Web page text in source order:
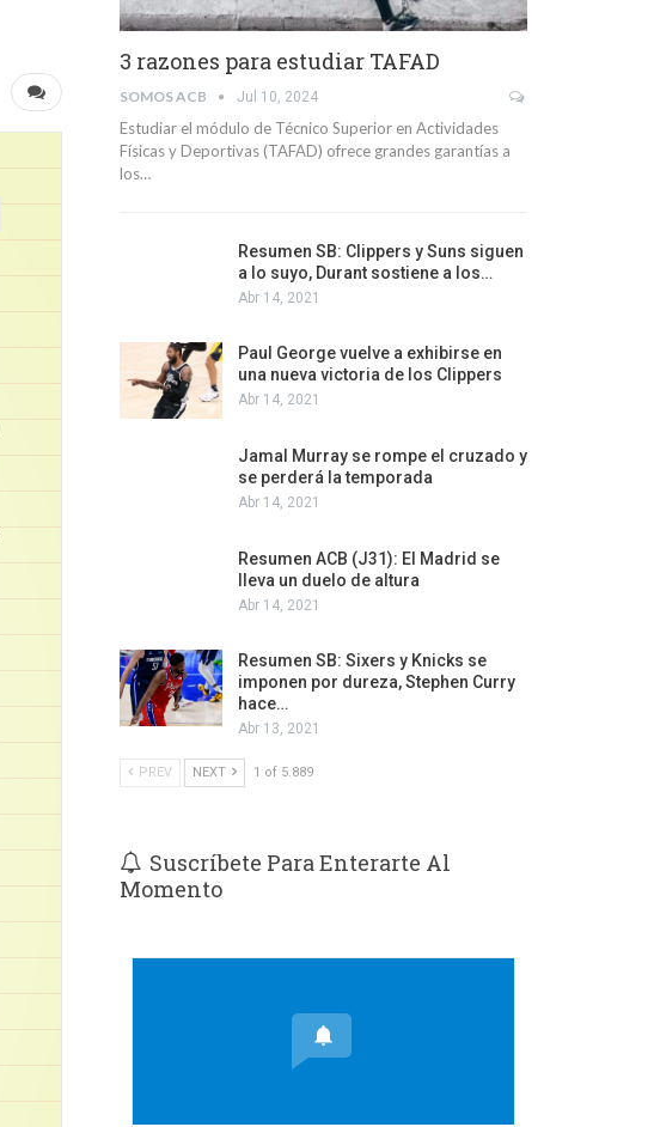
3 razones para estudiar TAFAD
SOMOS ACB Jul 10, 2024
Estudiar el módulo de Técnico Superior en Actividades
Físicas y Deportivas (TAFAD) ofrece grandes garantías a
los…
Resumen SB: Clippers y Suns siguen
a lo suyo, Durant sostiene a los…
Abr 14, 2021
Paul George vuelve a exhibirse en
una nueva victoria de los Clippers
Abr 14, 2021
Jamal Murray se rompe el cruzado y
se perderá la temporada
Abr 14, 2021
Resumen ACB (J31): El Madrid se
lleva un duelo de altura
Abr 14, 2021
Resumen SB: Sixers y Knicks se
imponen por dureza, Stephen Curry
hace…
Abr 13, 2021
PREV NEXT 1 of 5.889
Suscríbete Para Enterarte Al
Momento